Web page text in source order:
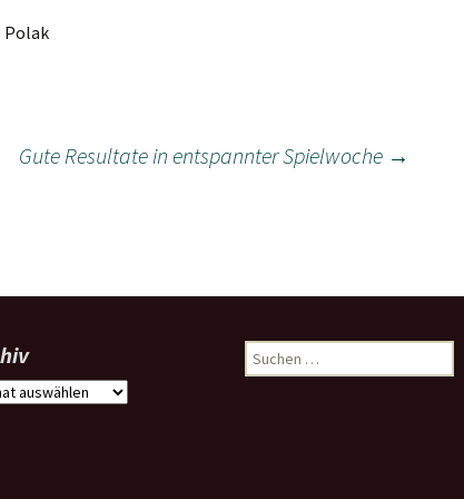
Polak
Gute Resultate in entspannter Spielwoche →
Suchen
nach: